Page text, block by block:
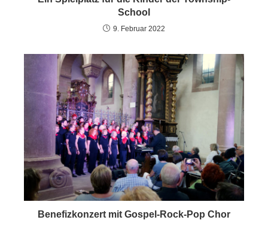
School
9. Februar 2022
Benefizkonzert mit Gospel-Rock-Pop Chor